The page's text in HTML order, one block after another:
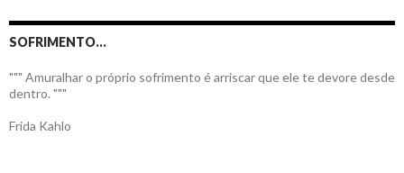
SOFRIMENTO…
""" Amuralhar o próprio sofrimento é arriscar que ele te devore desde
dentro. """
Frida Kahlo